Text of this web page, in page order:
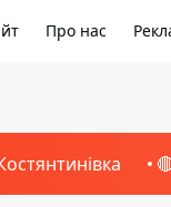
Про нас